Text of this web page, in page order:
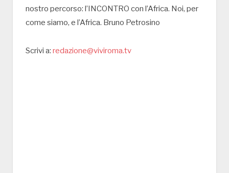
nostro percorso: l’INCONTRO con l’Africa. Noi, per
come siamo, e l’Africa. Bruno Petrosino
Scrivi a: redazione@viviroma.tv